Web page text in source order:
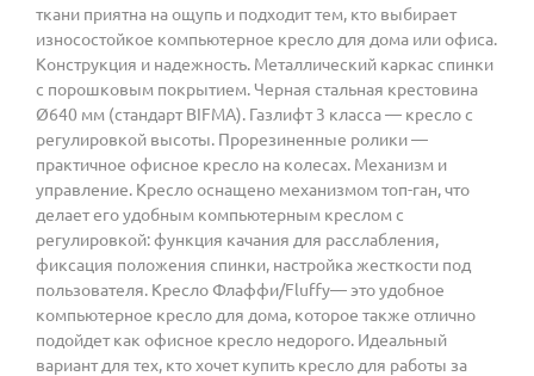
ткани приятна на ощупь и подходит тем, кто выбирает
износостойкое компьютерное кресло для дома или офиса.
Конструкция и надежность. Металлический каркас спинки
с порошковым покрытием. Черная стальная крестовина
Ø640 мм (стандарт BIFMA). Газлифт 3 класса — кресло с
регулировкой высоты. Прорезиненные ролики —
практичное офисное кресло на колесах. Механизм и
управление. Кресло оснащено механизмом топ-ган, что
делает его удобным компьютерным креслом с
регулировкой: функция качания для расслабления,
фиксация положения спинки, настройка жесткости под
пользователя. Кресло Флаффи/Fluffy— это удобное
компьютерное кресло для дома, которое также отлично
подойдет как офисное кресло недорого. Идеальный
вариант для тех, кто хочет купить кресло для работы за